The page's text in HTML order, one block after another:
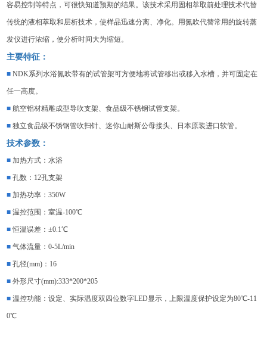
容易控制等特点，可很快知道预期的结果。该技术采用固相萃取前处理技术代替
传统的液相萃取和层析技术，使样品迅速分离、净化。用氮吹代替常用的旋转蒸
发仪进行浓缩，使分析时间大为缩短。
主要特征 ：
■NDK系列水浴氮吹带有的试管架可方便地将试管移出或移入水槽，并可固定在
任一高度。
■ 航空铝材精雕成型导吹支架、食品级不锈钢试管支架。
■ 独立食品级不锈钢管吹扫针、迷你山耐斯公母接头、日本原装进口软管。
技术参数：
■ 加热方式：水浴
■ 孔数： 12孔支架
■ 加热功率：350W
■ 温控范围：室温-100℃
■ 恒温误差：±0.1℃
■ 气体流量：0-5L/min
■ 孔径(mm)：16
■ 外形尺寸(mm):333*200*205
■ 温控功能：设定、实际温度双四位数字LED显示，上限温度保护设定为80℃-11
0℃